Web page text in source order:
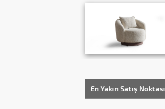
En Yakın Satış Noktası